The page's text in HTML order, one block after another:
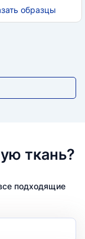
образцы
ткань?
подходящие